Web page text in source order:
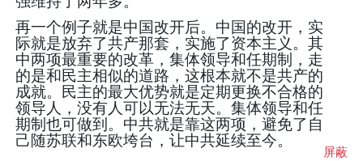
再一个例子就是中国改开后。中国的改开，实
际就是放弃了共产那套，实施了资本主义。其
中两项最重要的改革，集体领导和任期制，走
的是和民主相似的道路，这根本就不是共产的
成就。民主的最大优势就是定期更换不合格的
领导人，没有人可以无法无天。集体领导和任
期制也可做到。中共就是靠这两项，避免了自
己随苏联和东欧垮台，让中共延续至今。
屏蔽